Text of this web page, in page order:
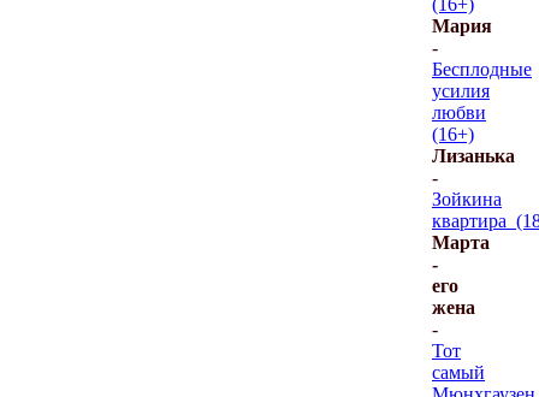
Мария
-
Бесплодные
усилия
любви
(16+)
Лизанька
-
Зойкина
Марта
-
его
жена
-
Тот
самый